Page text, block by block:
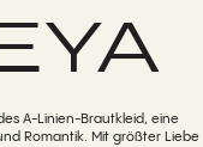
A-Linien-Brautkleid, eine
Romantik. Mit größter Liebe